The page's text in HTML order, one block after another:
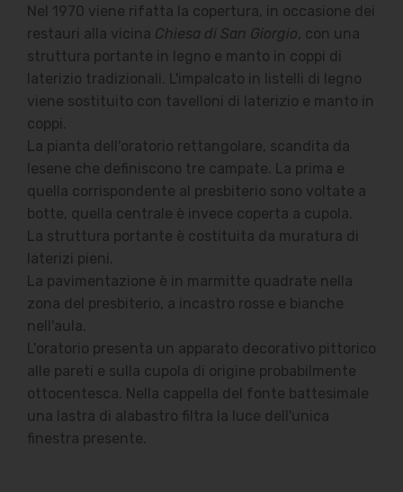
Nel 1970 viene rifatta la copertura, in occasione dei
restauri alla vicina Chiesa di San Giorgio, con una
struttura portante in legno e manto in coppi di
laterizio tradizionali. L'impalcato in listelli di legno
viene sostituito con tavelloni di laterizio e manto in
coppi.
La pianta dell'oratorio rettangolare, scandita da
lesene che definiscono tre campate. La prima e
quella corrispondente al presbiterio sono voltate a
botte, quella centrale è invece coperta a cupola.
La struttura portante è costituita da muratura di
laterizi pieni.
La pavimentazione è in marmitte quadrate nella
zona del presbiterio, a incastro rosse e bianche
nell'aula.
L'oratorio presenta un apparato decorativo pittorico
alle pareti e sulla cupola di origine probabilmente
ottocentesca. Nella cappella del fonte battesimale
una lastra di alabastro filtra la luce dell'unica
finestra presente.